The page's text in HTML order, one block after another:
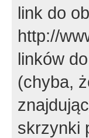
link do
http://
linków
(chyba,
skrzynki